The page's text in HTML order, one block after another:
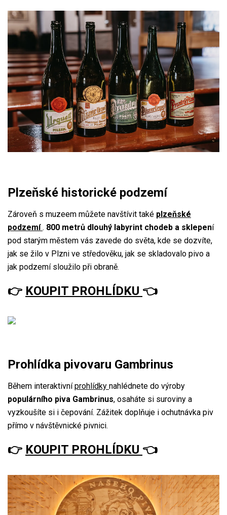
Plzeňské historické podzemí
Zároveň s muzeem můžete navštívit také plzeňské
podzemí . 800 metrů dlouhý labyrint chodeb a sklepení
pod starým městem vás zavede do světa, kde se dozvíte,
jak se žilo v Plzni ve středověku, jak se skladovalo pivo a
jak podzemí sloužilo při obraně.
👉 KOUPIT PROHLÍDKU 👈
Prohlídka pivovaru Gambrinus
Během interaktivníprohlídky nahlédnete do výroby
populárního piva Gambrinus, osaháte si suroviny a
vyzkoušíte si i čepování. Zážitek doplňuje i ochutnávka piv
přímo v návštěvnické pivnici.
👉 KOUPIT PROHLÍDKU 👈